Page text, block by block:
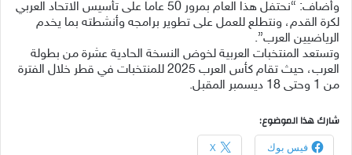
‎وأضاف: “نحتفل هذا العام بمرور 50 عاماً على تأسيس الاتحاد العربي
لكرة القدم، ونتطلع للعمل على تطوير برامجه وأنشطته بما يخدم
الرياضيين العرب”.
‎وتستعد المنتخبات العربية لخوض النسخة الحادية عشرة من بطولة
العرب، حيث تقام كأس العرب 2025 للمنتخبات في قطر خلال الفترة
من 1 وحتى 18 ديسمبر المقبل.
شارك هذا الموضوع:
فيس بوك X